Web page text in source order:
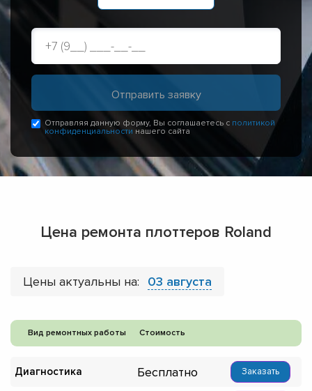
Отправляя данную форму, Вы соглашаетесь с политикой
конфиденциальности нашего сайта
Цена ремонта плоттеров Roland
Цены актуальны на: 03 августа
Вид ремонтных работы Стоимость
Диагностика Бесплатно Заказать